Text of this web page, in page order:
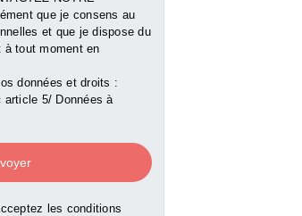
Voir le bien
que je consens au
et que je dispose du
à tout moment en
données et droits :
article 5/ Données à
les conditions